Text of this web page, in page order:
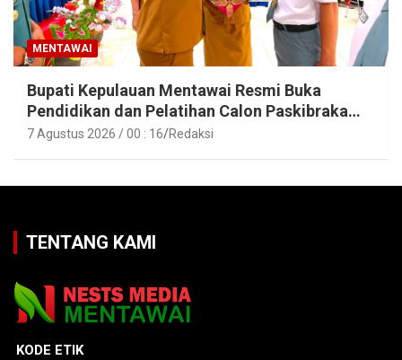
MENTAWAI
Bupati Kepulauan Mentawai Resmi Buka
Pendidikan dan Pelatihan Calon Paskibraka
Tahun 2026
7 Agustus 2026 / 00 : 16 Redaksi
TENTANG KAMI
KODE ETIK